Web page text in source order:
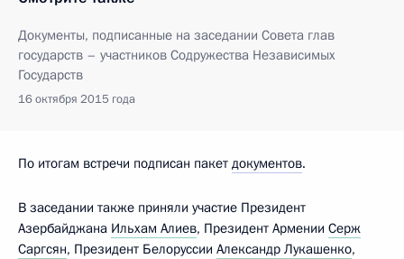
Документы, подписанные на заседании Совета глав
государств – участников Содружества Независимых
Государств
16 октября 2015 года
По итогам встречи подписан пакет документов.
В заседании также приняли участие Президент
Азербайджана Ильхам Алиев, Президент Армении Серж
Саргсян, Президент Белоруссии Александр Лукашенко,